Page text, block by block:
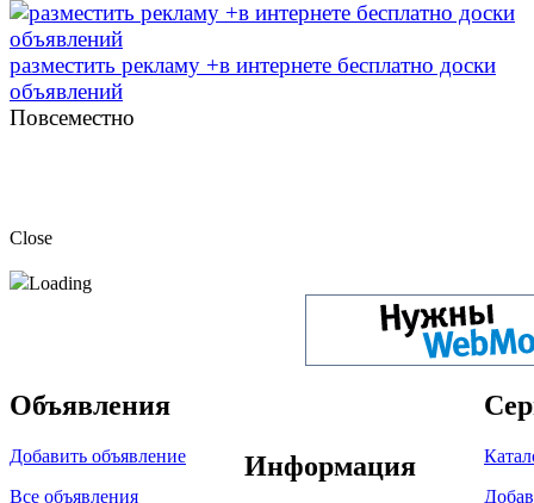
разместить рекламу +в интернете бесплатно доски
объявлений
Повсеместно
Close
Loading
Объявления
Добавить объявление
Все объявления
Информация